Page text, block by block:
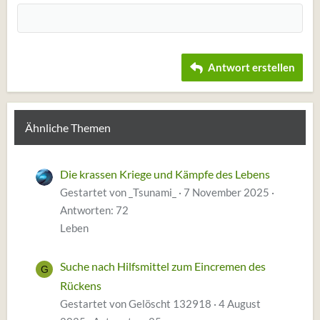
18
Tahoma
Antwort erstellen
Ähnliche Themen
Die krassen Kriege und Kämpfe des Lebens
Gestartet von _Tsunami_
7 November 2025
Antworten: 72
Leben
G
Suche nach Hilfsmittel zum Eincremen des
Rückens
Gestartet von Gelöscht 132918
4 August